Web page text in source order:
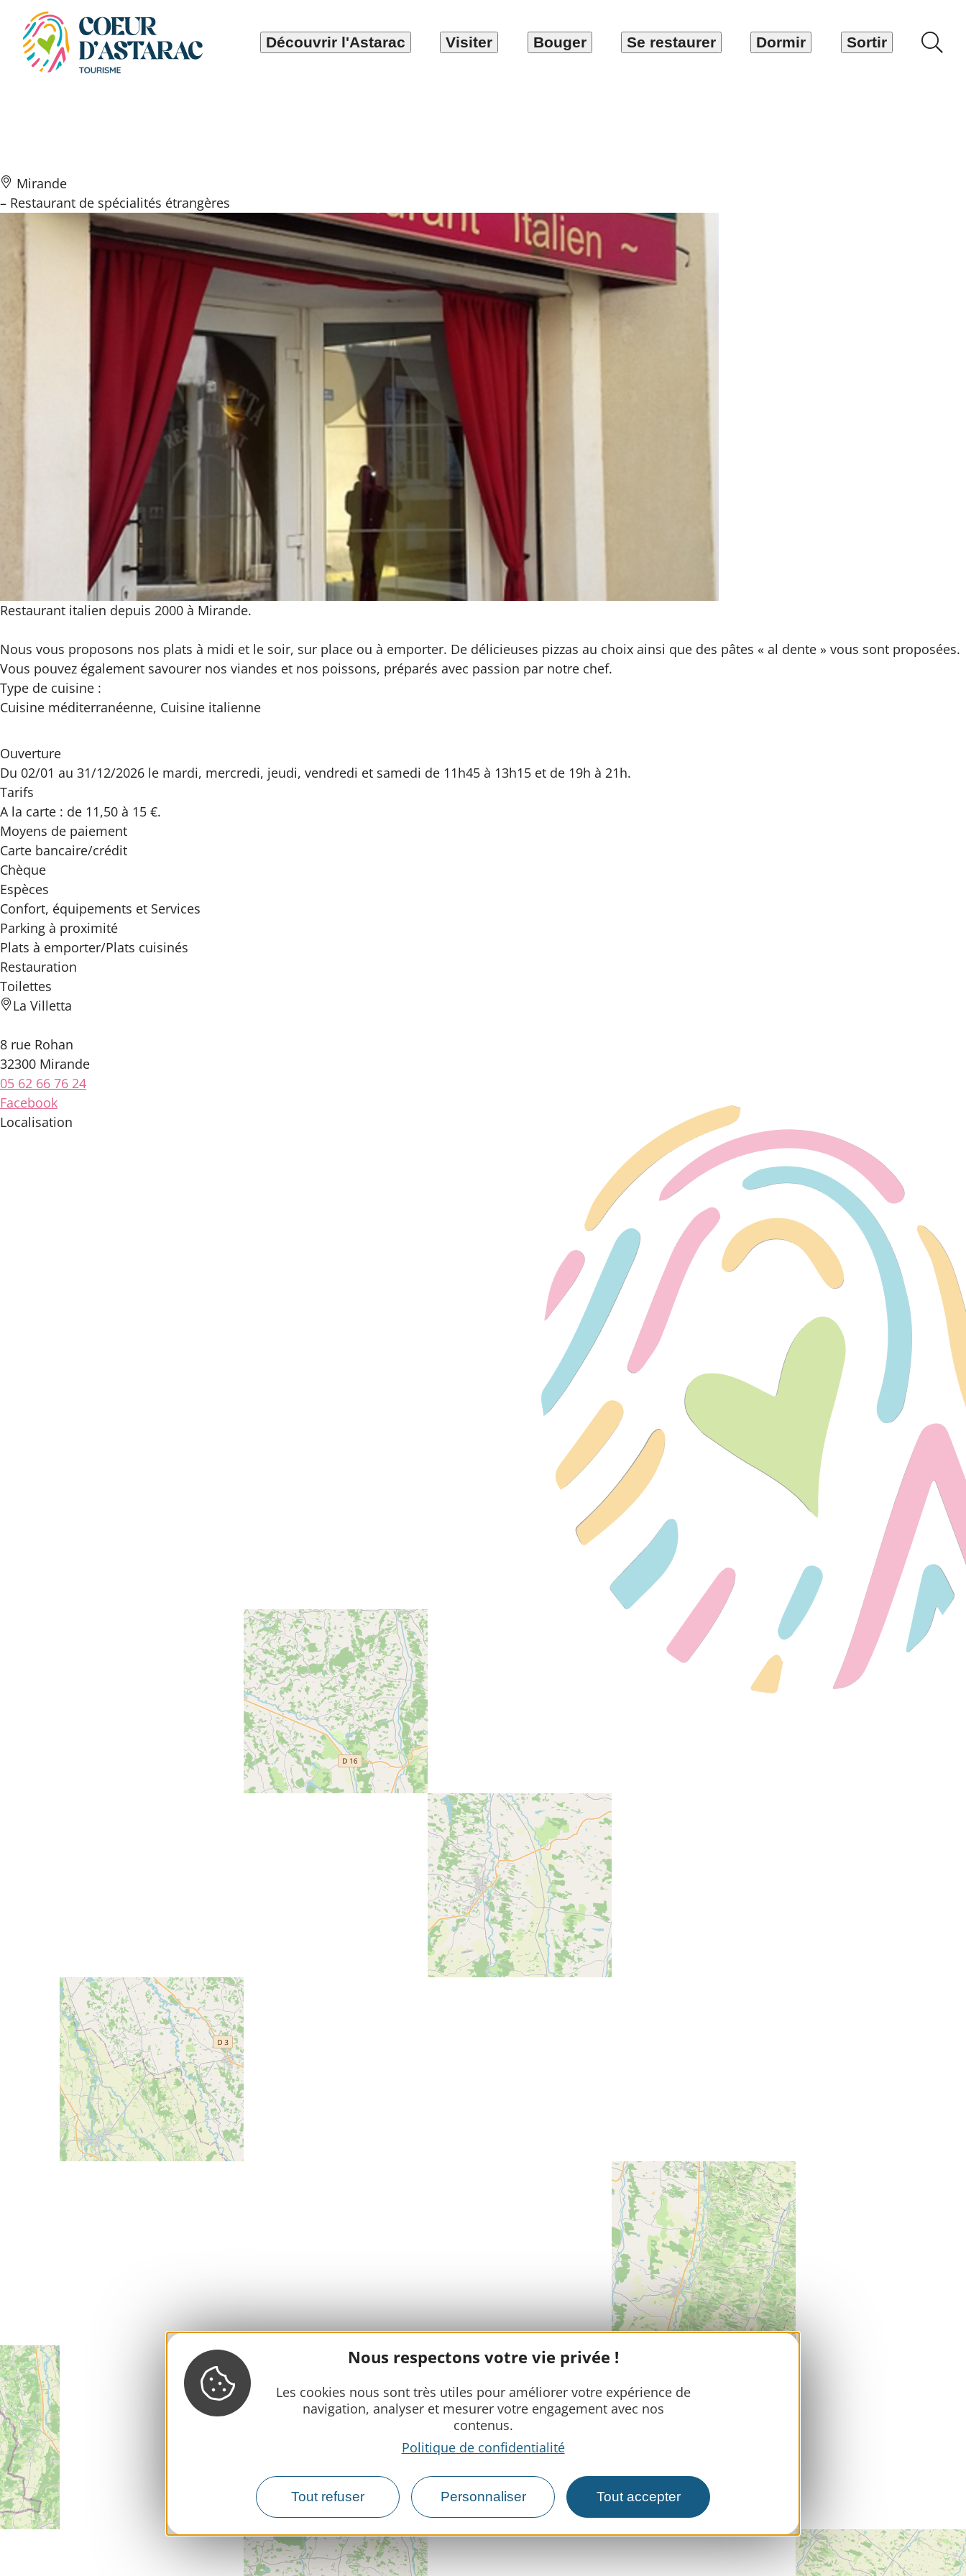
Panneau de gestion des cookies
Nous respectons votre vie privée !
Les cookies nous sont très utiles pour améliorer votre expérience de
navigation, analyser et mesurer votre engagement avec nos
contenus.
Politique de confidentialité
Tout refuser Personnaliser Tout accepter
Découvrir l'Astarac Visiter Bouger Se restaurer Dormir Sortir
Mirande
– Restaurant de spécialités étrangères
Restaurant italien depuis 2000 à Mirande.
Nous vous proposons nos plats à midi et le soir, sur place ou à emporter. De délicieuses pizzas au choix ainsi que des pâtes « al dente » vous sont proposées.
Vous pouvez également savourer nos viandes et nos poissons, préparés avec passion par notre chef.
Type de cuisine :
Cuisine méditerranéenne, Cuisine italienne
Ouverture
Du 02/01 au 31/12/2026 le mardi, mercredi, jeudi, vendredi et samedi de 11h45 à 13h15 et de 19h à 21h.
Tarifs
A la carte : de 11,50 à 15 €.
Moyens de paiement
Carte bancaire/crédit
Chèque
Espèces
Confort, équipements et Services
Parking à proximité
Plats à emporter/Plats cuisinés
Restauration
Toilettes
La Villetta
8 rue Rohan
32300 Mirande
05 62 66 76 24
Facebook
Localisation